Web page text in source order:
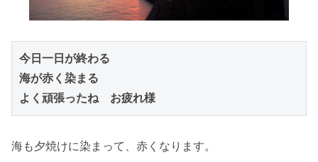
今日一日が終わる
海が赤く染まる
よく頑張ったね　お疲れ様
海も夕焼けに染まって、赤くなります。